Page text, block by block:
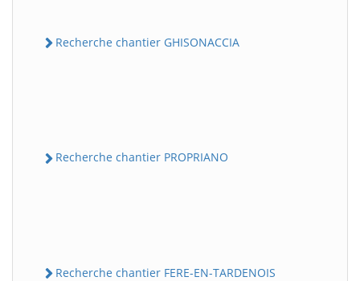
Recherche chantier GHISONACCIA
Recherche chantier PROPRIANO
Recherche chantier FERE-EN-TARDENOIS